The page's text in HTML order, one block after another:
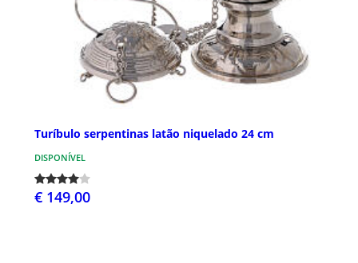
Turíbulo serpentinas latão niquelado 24 cm
DISPONÍVEL
€ 149,00